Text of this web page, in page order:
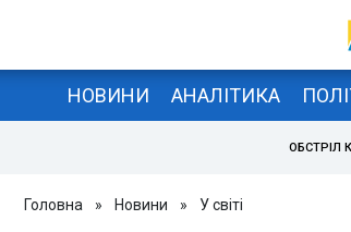
НОВИНИ АНАЛІТИКА
ОБСТРІЛ
Головна » Новини » У світі